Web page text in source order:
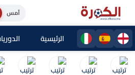
اليوم
الرئيسية الدوريات